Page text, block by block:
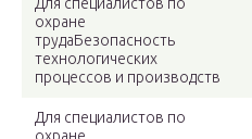
охране
трудаБезопасность
технологических
процессов и производств
Для специалистов по